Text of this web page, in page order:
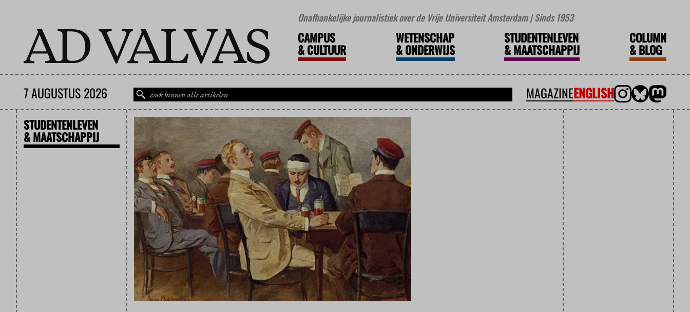
Onafhankelijke journalistiek over de Vrije Universiteit Amsterdam | Sinds 1953
CAMPUS
&CULTUUR
WETENSCHAP
&ONDERWIJS
STUDENTENLEVEN
&MAATSCHAPPIJ
COLUMN
&BLOG
7 AUGUSTUS 2026 MAGAZINEENGLISH
STUDENTENLEVEN
& MAATSCHAPPIJ